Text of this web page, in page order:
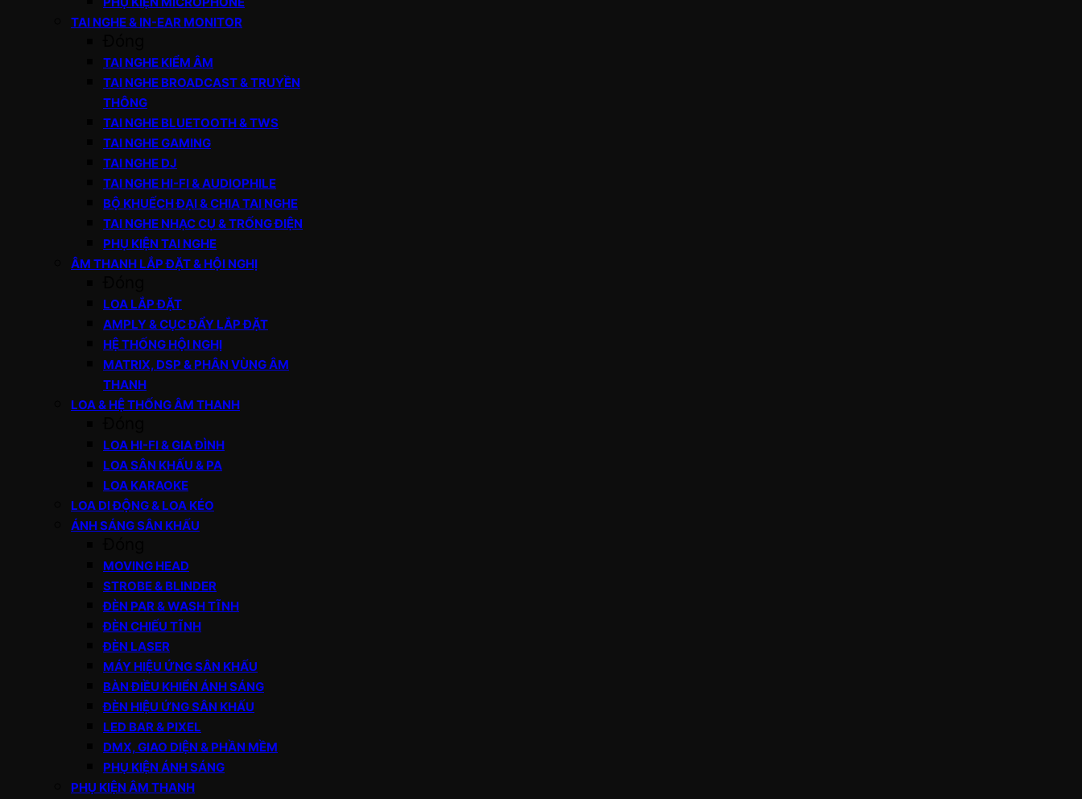
TAI NGHE & IN-EAR MONITOR
TAI NGHE KIỂM ÂM
TAI NGHE BROADCAST & TRUYỀN
THÔNG
TAI NGHE BLUETOOTH & TWS
TAI NGHE GAMING
TAI NGHE DJ
TAI NGHE HI-FI & AUDIOPHILE
BỘ KHUẾCH ĐẠI & CHIA TAI NGHE
TAI NGHE NHẠC CỤ & TRỐNG ĐIỆN
PHỤ KIỆN TAI NGHE
ÂM THANH LẮP ĐẶT & HỘI NGHỊ
LOA LẮP ĐẶT
AMPLY & CỤC ĐẨY LẮP ĐẶT
HỆ THỐNG HỘI NGHỊ
MATRIX, DSP & PHÂN VÙNG ÂM
THANH
LOA & HỆ THỐNG ÂM THANH
LOA HI-FI & GIA ĐÌNH
LOA SÂN KHẤU & PA
LOA KARAOKE
LOA DI ĐỘNG & LOA KÉO
ÁNH SÁNG SÂN KHẤU
MOVING HEAD
STROBE & BLINDER
ĐÈN PAR & WASH TĨNH
ĐÈN CHIẾU TĨNH
ĐÈN LASER
MÁY HIỆU ỨNG SÂN KHẤU
BÀN ĐIỀU KHIỂN ÁNH SÁNG
ĐÈN HIỆU ỨNG SÂN KHẤU
LED BAR & PIXEL
DMX, GIAO DIỆN & PHẦN MỀM
PHỤ KIỆN ÁNH SÁNG
PHỤ KIỆN ÂM THANH